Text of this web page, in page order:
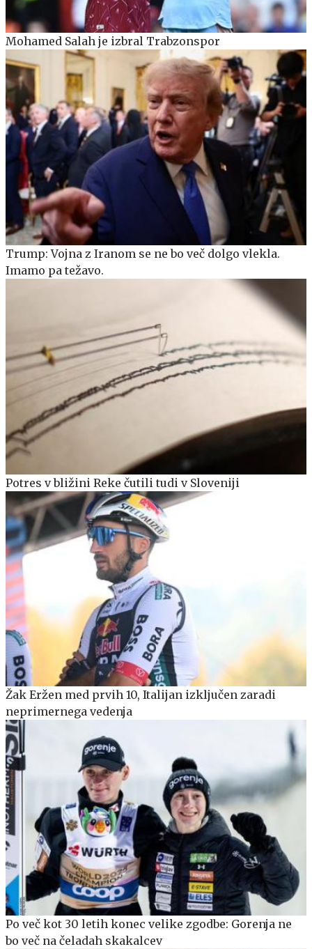
Mohamed Salah je izbral Trabzonspor
Trump: Vojna z Iranom se ne bo več dolgo vlekla.
Imamo pa težavo.
Potres v bližini Reke čutili tudi v Sloveniji
Žak Eržen med prvih 10, Italijan izključen zaradi
neprimernega vedenja
Po več kot 30 letih konec velike zgodbe: Gorenja ne
bo več na čeladah skakalcev